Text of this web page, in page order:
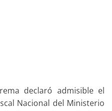
declaró admisible el
Nacional del Ministerio